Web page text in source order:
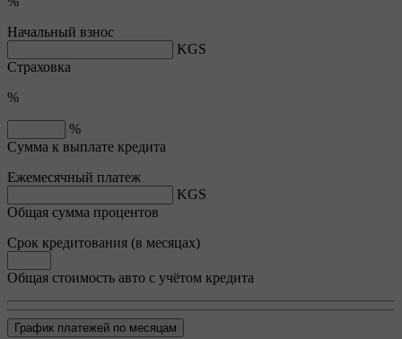
Начальный взнос
KGS
Страховка
%
%
Сумма к выплате кредита
Ежемесячный платеж
KGS
Общая сумма процентов
Срок кредитования (в месяцах)
Общая стоимость авто с учётом кредита
График платежей по месяцам